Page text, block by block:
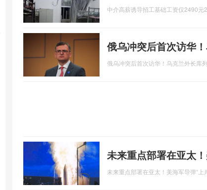
中介高薪诱导招工基础工资仅2490元
俄乌冲突后首次访华
俄乌冲突后首次访华！乌克兰外长库
未来重点部署在亚太
未来重点部署在亚太！美海军导弹“上